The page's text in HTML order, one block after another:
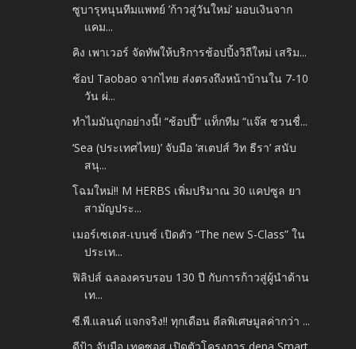
ซูบารุหนุนทีมแพทย์ ’ก้าวสู่วันใหม่’ มอบเงินจาก
แคม...
คิง เพาเวอร์ จัดทัพให้บริการช้อปปิ้งวิถีใหม่ เสริม...
ช้อป Taobao จากไทย ส่งตรงถึงหน้าบ้านใน 7-10
วัน ผ่...
ทำไมมันถูกอย่างนี้! “ช้อปปี้” แท็กทีม “แจ๊ส ชวนชื่...
‘Sea (ประเทศไทย)’ จับมือ ‘สเตปส์ วิท ธีรา’ สนับ
สนุ...
โฉมใหม่!! M HERBS เพิ่มปริมาณ 30 แคปซูล ยา
สามัญประ...
เมอร์เซเดส-เบนซ์ เปิดตัว “The new S-Class” ใน
ประเท...
ฟิลิปส์ ฉลองครบรอบ 130 ปี กับการก้าวสู่ผู้นำด้าน
เท...
ซี.พี.แลนด์ แจกจริง!! ทุกเดือน ดีลพิเศษมูลค่ากว่า ...